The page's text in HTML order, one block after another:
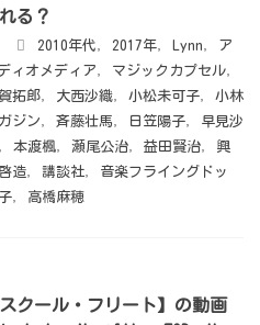
る？
2010年代, 2017年, Lynn, ア
ィオメディア, マジックカプセル,
拓郎, 大西沙織, 小松未可子, 小林
ジン, 斉藤壮馬, 日笠陽子, 早見沙
, 本渡楓, 瀬尾公治, 益田賢治, 興
造, 講談社, 音楽フライングドッ
, 高橋麻穂
スクール・フリート】の動画